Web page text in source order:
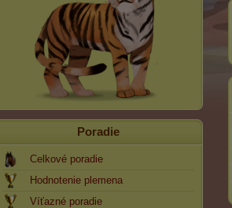
Poradie
Celkové poradie
Hodnotenie plemena
Víťazné poradie